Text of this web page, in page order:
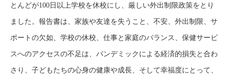
とんどが100日以上学校を休校にし、厳しい外出制限政策をとり
ました。報告書は、家族や友達を失うこと、不安、外出制限、サ
ポートの欠如、学校の休校、仕事と家庭のバランス、保健サービ
スへのアクセスの不足は、パンデミックによる経済的損失と合わ
さり、子どもたちの心身の健康や成長、そして幸福度にとって、